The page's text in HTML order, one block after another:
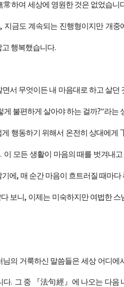
常하여 세상에 영원한 것은 없었습니
, 지금도 계속되는 진행형이지만 개
고 행복했습니다.
서 무엇이든 내 마음대로 하고 살던
게 불편하게 살아야 하는 걸까?”라는
행동하기 위해서 온전히 상대에게
. 이 모든 생활이 마음의 때를 벗겨내
에 , 매 순간 마음이 흐트러질 때마다
보니 , 이제는 미숙하지만 여법한
님의 거룩하신 말씀들은 세상 어디에
다. 그 중 『法句經 』 에 나오는 다음